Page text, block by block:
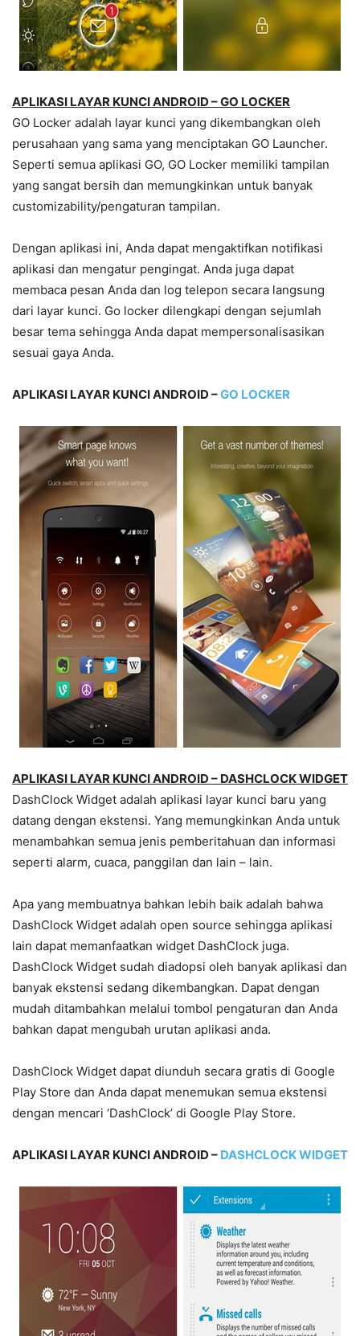
APLIKASI LAYAR KUNCI ANDROID – GO LOCKER
GO Locker adalah layar kunci yang dikembangkan oleh
perusahaan yang sama yang menciptakan GO Launcher.
Seperti semua aplikasi GO, GO Locker memiliki tampilan
yang sangat bersih dan memungkinkan untuk banyak
customizability/pengaturan tampilan.
Dengan aplikasi ini, Anda dapat mengaktifkan notifikasi
aplikasi dan mengatur pengingat. Anda juga dapat
membaca pesan Anda dan log telepon secara langsung
dari layar kunci. Go locker dilengkapi dengan sejumlah
besar tema sehingga Anda dapat mempersonalisasikan
sesuai gaya Anda.
APLIKASI LAYAR KUNCI ANDROID –GO LOCKER
APLIKASI LAYAR KUNCI ANDROID – DASHCLOCK WIDGET
DashClock Widget adalah aplikasi layar kunci baru yang
datang dengan ekstensi. Yang memungkinkan Anda untuk
menambahkan semua jenis pemberitahuan dan informasi
seperti alarm, cuaca, panggilan dan lain – lain.
Apa yang membuatnya bahkan lebih baik adalah bahwa
DashClock Widget adalah open source sehingga aplikasi
lain dapat memanfaatkan widget DashClock juga.
DashClock Widget sudah diadopsi oleh banyak aplikasi dan
banyak ekstensi sedang dikembangkan. Dapat dengan
mudah ditambahkan melalui tombol pengaturan dan Anda
bahkan dapat mengubah urutan aplikasi anda.
DashClock Widget dapat diunduh secara gratis di Google
Play Store dan Anda dapat menemukan semua ekstensi
dengan mencari ‘DashClock’ di Google Play Store.
APLIKASI LAYAR KUNCI ANDROID – DASHCLOCK WIDGET